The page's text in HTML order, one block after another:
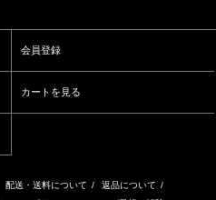
会員登録
カートを見る
配送・送料について / 返品について /